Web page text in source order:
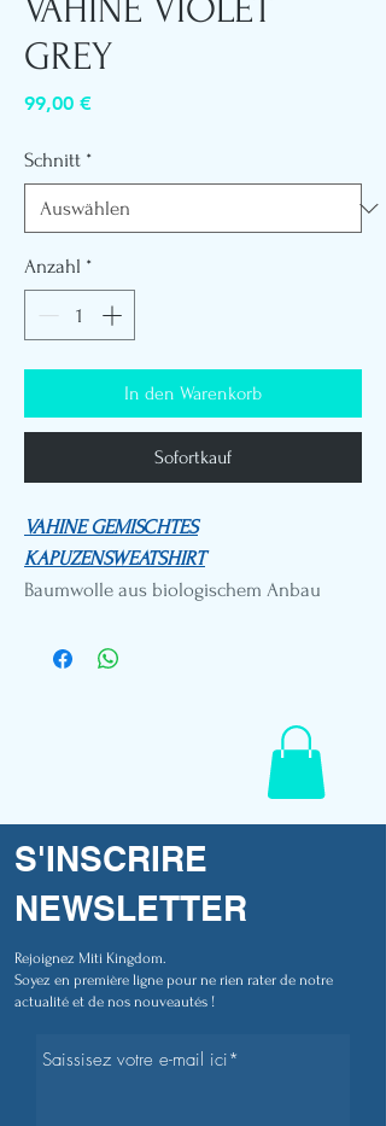
VAHINE VIOLET
GREY
99,00 €Preis
Schnitt *
Anzahl *
In den Warenkorb
Sofortkauf
VAHINE GEMISCHTES
KAPUZENSWEATSHIRT
Baumwolle aus biologischem Anbau
S'INSCRIRE
NEWSLETTER
Rejoignez Miti Kingdom.
Soyez en première ligne pour ne rien rater de notre
actualité et de nos nouveautés !